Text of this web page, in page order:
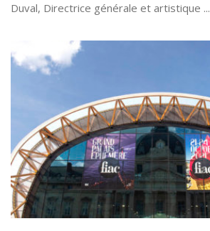
Duval, Directrice générale et artistique ...